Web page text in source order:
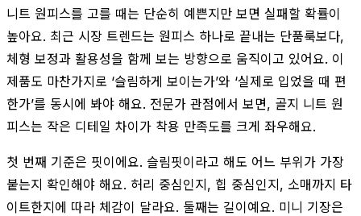
니트 원피스를 고를 때는 단순히 예쁜지만 보면 실패할 확률이
높아요. 최근 시장 트렌드는 원피스 하나로 끝내는 단품룩보다,
체형 보정과 활용성을 함께 보는 방향으로 움직이고 있어요. 이
제품도 마찬가지로 ‘슬림하게 보이는가’와 ‘실제로 입었을 때 편
한가’를 동시에 봐야 해요. 전문가 관점에서 보면, 골지 니트 원
피스는 작은 디테일 차이가 착용 만족도를 크게 좌우해요.
첫 번째 기준은 핏이에요. 슬림핏이라고 해도 어느 부위가 가장
붙는지 확인해야 해요. 허리 중심인지, 힙 중심인지, 소매까지 타
이트한지에 따라 체감이 달라요. 둘째는 길이예요. 미니 기장은